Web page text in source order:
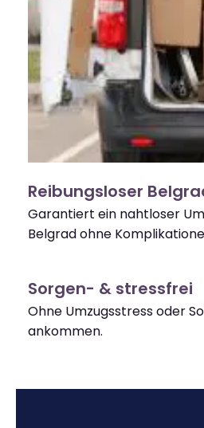
Reibungsloser
Garantiert ein nahtloser
Belgrad ohne
Sorgen- & stressfrei
Ohne Umzugsstress oder
ankommen.